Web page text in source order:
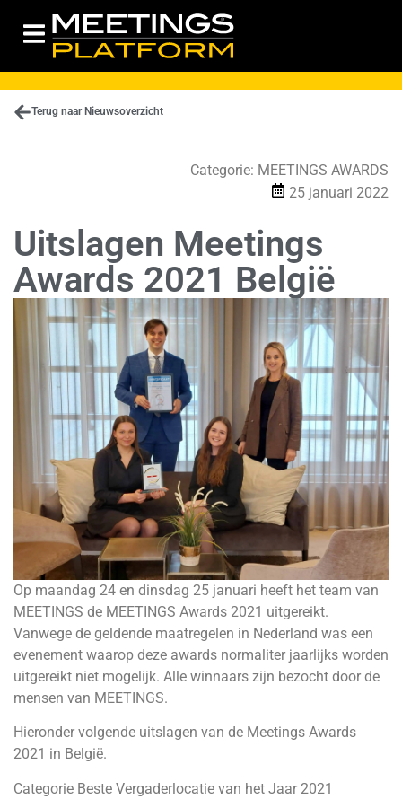
Terug naar Nieuwsoverzicht
Categorie: MEETINGS AWARDS
25 januari 2022
Uitslagen Meetings
Awards 2021 België
Op maandag 24 en dinsdag 25 januari heeft het team van
MEETINGS de MEETINGS Awards 2021 uitgereikt.
Vanwege de geldende maatregelen in Nederland was een
evenement waarop deze awards normaliter jaarlijks worden
uitgereikt niet mogelijk. Alle winnaars zijn bezocht door de
mensen van MEETINGS.
Hieronder volgende uitslagen van de Meetings Awards
2021 in België.
Categorie Beste Vergaderlocatie van het Jaar 2021